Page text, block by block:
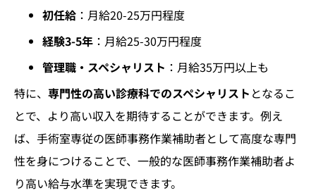
初任給 ：月給20-25万円程度
経験3-5年 ：月給25-30万円程度
管理職・スペシャリスト ：月給35万円以上も
特に、 専門性の高い診療科でのスペシャリスト となるこ
とで、より高い収入を期待することができます。例え
ば、手術室専従の医師事務作業補助者として高度な専門
性を身につけることで、一般的な医師事務作業補助者よ
り高い給与水準を実現できます。